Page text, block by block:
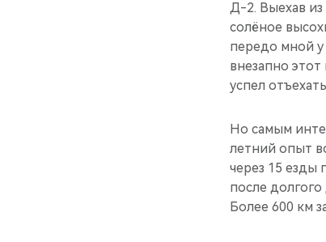
Д-2. Выехав
солёное
передо мной у
внезапно этот
успел
Но самым
летний опыт
через 15 езды
после
Более 600 км